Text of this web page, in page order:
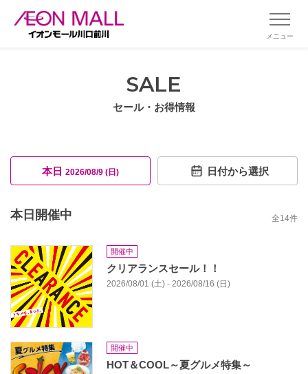
メニュー
SALE
セール・お得情報
本日 2026/08/9 (日) 日付から選択
本日開催中 全14件
開催中
クリアランスセール！！
2026/08/01 (土) - 2026/08/16 (日)
開催中
HOT＆COOL～夏グルメ特集～